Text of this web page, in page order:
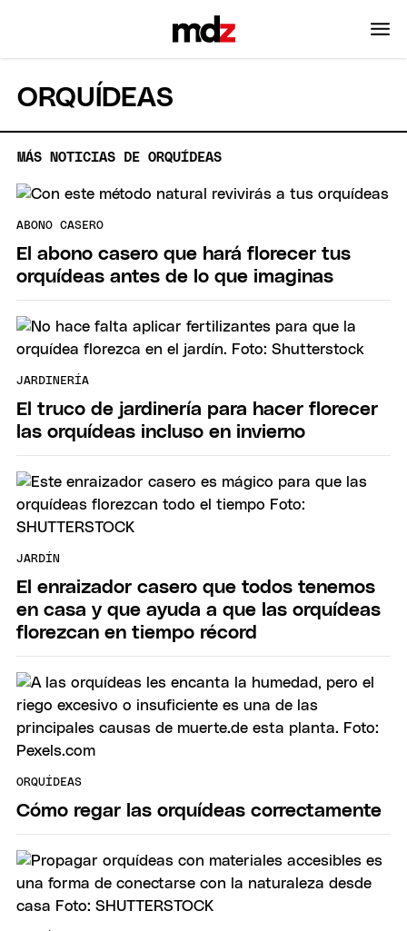
ORQUÍDEAS
MÁS NOTICIAS DE ORQUÍDEAS
ABONO CASERO
El abono casero que hará florecer tus
orquídeas antes de lo que imaginas
JARDINERÍA
El truco de jardinería para hacer florecer
las orquídeas incluso en invierno
JARDÍN
El enraizador casero que todos tenemos
en casa y que ayuda a que las orquídeas
florezcan en tiempo récord
ORQUÍDEAS
Cómo regar las orquídeas correctamente